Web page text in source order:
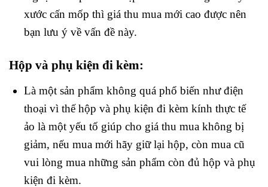
xước cấn mốp thì giá thu mua mới cao được nên
bạn lưu ý về vấn đề này.
Hộp và phụ kiện đi kèm:
Là một sản phẩm không quá phổ biến như điện
thoại vì thế hộp và phụ kiện đi kèm kính thực tế
ảo là một yếu tố giúp cho giá thu mua không bị
giảm, nếu mua mới hãy giữ lại hộp, còn mua cũ
vui lòng mua những sản phẩm còn đủ hộp và phụ
kiện đi kèm.